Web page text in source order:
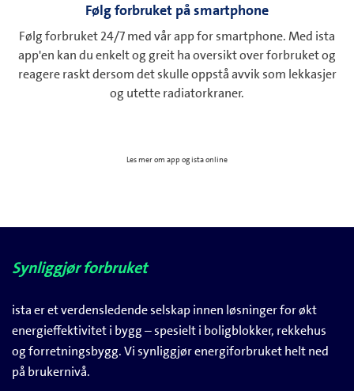
Følg forbruket på smartphone
Følg forbruket 24/7 med vår app for smartphone. Med ista
app'en kan du enkelt og greit ha oversikt over forbruket og
reagere raskt dersom det skulle oppstå avvik som lekkasjer
og utette radiatorkraner.
Les mer om app og ista online
Synliggjør forbruket
ista er et verdensledende selskap innen løsninger for økt
energieffektivitet i bygg – spesielt i boligblokker, rekkehus
og forretningsbygg. Vi synliggjør energiforbruket helt ned
på brukernivå.